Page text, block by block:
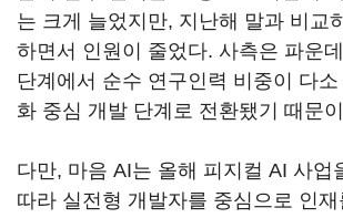
는 크게 늘었지만, 지난해 말과 비교
하면서 인원이 줄었다. 사측은 파운
단계에서 순수 연구인력 비중이 다
화 중심 개발 단계로 전환됐기 때문
다만, 마음 AI는 올해 피지컬 AI 사업
따라 실전형 개발자를 중심으로 인